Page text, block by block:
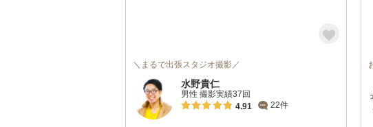
＼まるで出張スタジオ撮影／
水野貴仁
男性 撮影実績37回
4.91
22件